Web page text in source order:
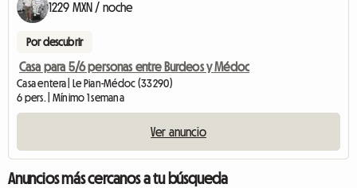
1229 MXN / noche
Por descubrir
Casa para 5/6 personas entre Burdeos y Médoc
Casa entera | Le Pian-Médoc (33290)
6 pers. | Mínimo 1 semana
Ver anuncio
Anuncios más cercanos a tu búsqueda